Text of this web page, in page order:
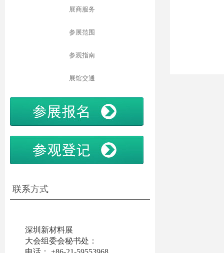
展商服务
参展范围
参观指南
展馆交通
联系方式
深圳新材料展
大会组委会秘书处：